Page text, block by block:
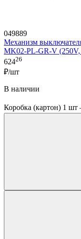
049889
Механизм
MK02-PL-GR-V
62426
₽/шт
В наличии
Коробка (картон) 1